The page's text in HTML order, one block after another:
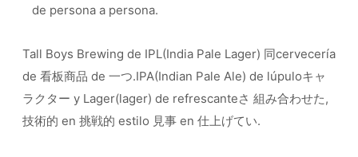
de persona a persona.
Tall Boys Brewing de IPL(India Pale Lager) 同cervecería
de 看板商品 de 一つ.IPA(Indian Pale Ale) de lúpuloキャ
ラクター y Lager(lager) de refrescanteさ 組み合わせた,
技術的 en 挑戦的 estilo 見事 en 仕上げてい.